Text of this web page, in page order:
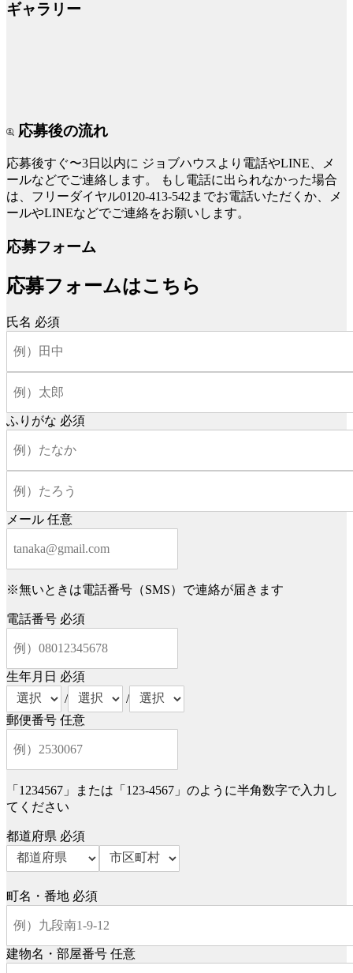
ギャラリー
応募後の流れ
応募後すぐ〜3日以内に ジョブハウスより電話やLINE、メ
ールなどでご連絡します。
もし電話に出られなかった場合
は、フリーダイヤル0120-413-542までお電話いただくか、メ
ールやLINEなどでご連絡をお願いします。
応募フォーム
応募フォームはこちら
氏名 必須
ふりがな 必須
メール 任意
※無いときは電話番号（SMS）で連絡が届きます
電話番号 必須
生年月日 必須
/
/
郵便番号 任意
「1234567」または「123-4567」のように半角数字で入力し
てください
都道府県 必須
町名・番地 必須
建物名・部屋番号 任意